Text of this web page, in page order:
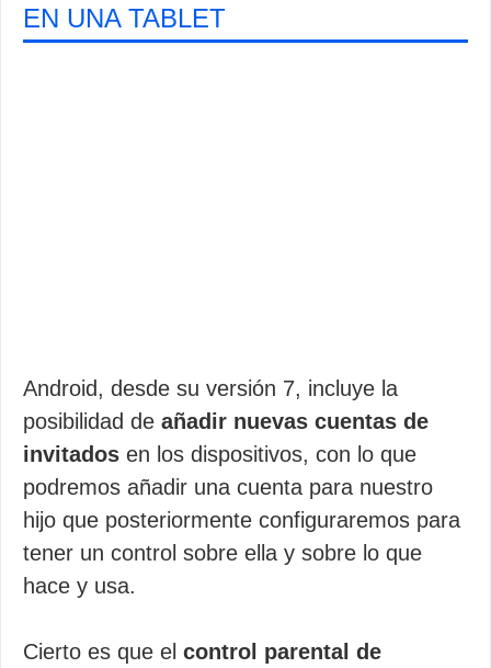
EN UNA TABLET
Android, desde su versión 7, incluye la
posibilidad de añadir nuevas cuentas de
invitados en los dispositivos, con lo que
podremos añadir una cuenta para nuestro
hijo que posteriormente configuraremos para
tener un control sobre ella y sobre lo que
hace y usa.
Cierto es que el control parental de